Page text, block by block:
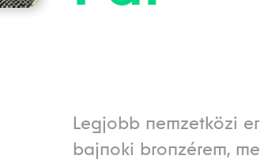
Legjobb nemzetközi
bajnoki bronzérem,